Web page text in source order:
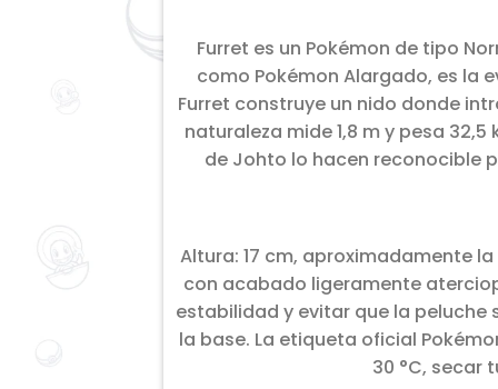
Furret es un Pokémon de tipo
como Pokémon Alargado, es la
Furret construye un nido donde
naturaleza mide 1,8 m y pesa
de Johto lo hacen reconocible
Altura: 17 cm, aproximadamente
con acabado ligeramente
estabilidad y evitar que la peluche
la base. La etiqueta oficial
30 °C, secar